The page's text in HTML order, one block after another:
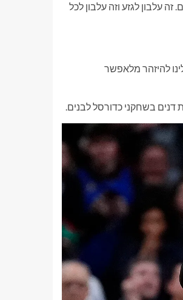
עלבון לגזע וזה עלבון לכל
להיזהר מלאפשר
בשחקני כדורסל לבנים.